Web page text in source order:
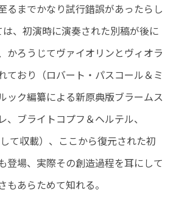
るまでかなり試行錯誤があったらし
、初演時に演奏された別稿が後に
かろうじてヴァイオリンとヴィオラ
ており（ロバート・パスコール＆ミ
ック編纂による新原典版ブラームス
、ブライトコプフ＆ヘルテル、
て収載）、ここから復元された初
登場、実際その創造過程を耳にして
もあらためて知れる。